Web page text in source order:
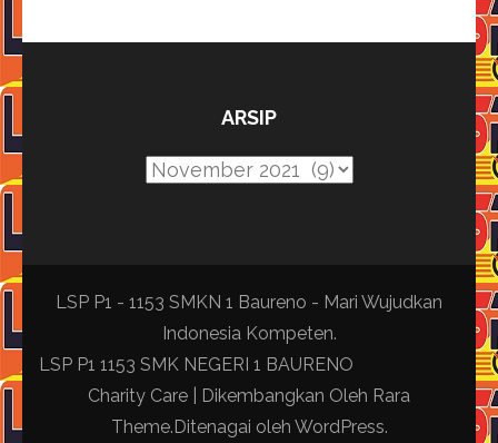
ARSIP
Arsip
LSP P1 - 1153 SMKN 1 Baureno - Mari Wujudkan
Indonesia Kompeten.
LSP P1 1153 SMK NEGERI 1 BAURENO
Charity Care | Dikembangkan Oleh Rara
Theme.Ditenagai oleh WordPress.